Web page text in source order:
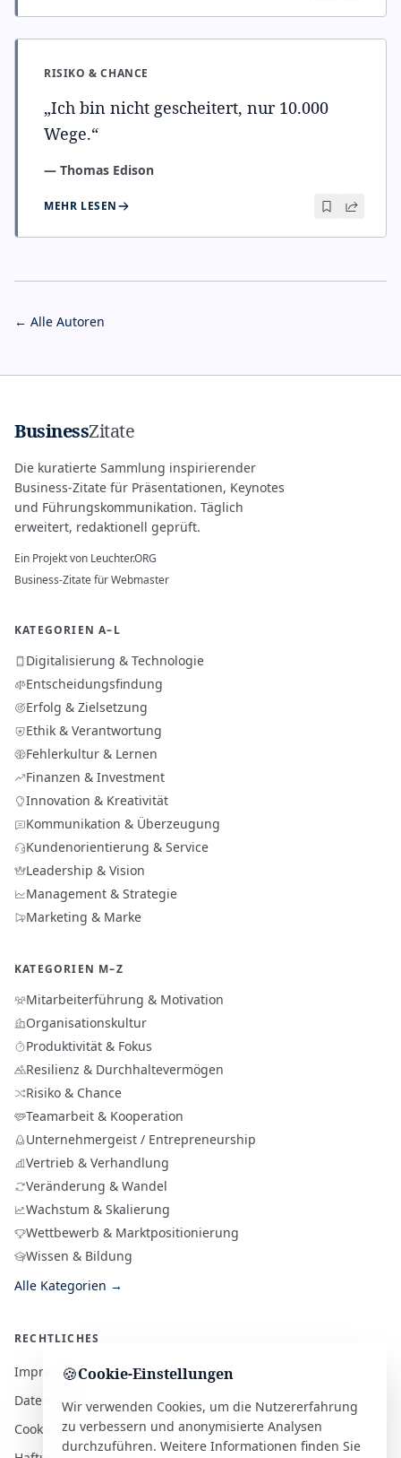
RISIKO & CHANCE
„Ich bin nicht gescheitert, nur 10.000
Wege.“
— Thomas Edison
MEHR LESEN
← Alle Autoren
BusinessZitate
Die kuratierte Sammlung inspirierender
Business-Zitate für Präsentationen, Keynotes
und Führungskommunikation. Täglich
erweitert, redaktionell geprüft.
Ein Projekt von Leuchter.ORG
Business-Zitate für Webmaster
KATEGORIEN A–L
Digitalisierung & Technologie
Entscheidungsfindung
Erfolg & Zielsetzung
Ethik & Verantwortung
Fehlerkultur & Lernen
Finanzen & Investment
Innovation & Kreativität
Kommunikation & Überzeugung
Kundenorientierung & Service
Leadership & Vision
Management & Strategie
Marketing & Marke
KATEGORIEN M–Z
Mitarbeiterführung & Motivation
Organisationskultur
Produktivität & Fokus
Resilienz & Durchhaltevermögen
Risiko & Chance
Teamarbeit & Kooperation
Unternehmergeist / Entrepreneurship
Vertrieb & Verhandlung
Veränderung & Wandel
Wachstum & Skalierung
Wettbewerb & Marktpositionierung
Wissen & Bildung
Alle Kategorien →
RECHTLICHES
Impressum
Datenschutz
Cookie-Richtlinie
🍪Cookie-Einstellungen
Wir verwenden Cookies, um die Nutzererfahrung
zu verbessern und anonymisierte Analysen
durchzuführen. Weitere Informationen finden Sie